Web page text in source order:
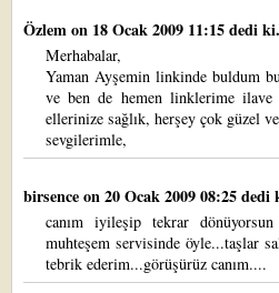
Özlemon 18 Ocak 2009 11:15 dedi
Merhabalar,
Yaman Ayşemin linkinde buldum
ve ben de hemen linklerime
ellerinize sağlık, herşey çok güzel
sevgilerimle,
birsenceon 20 Ocak 2009 08:25 dedi
canım iyileşip tekrar
muhteşem servisinde öyle...taşlar
tebrik ederim...görüşürüz canım....